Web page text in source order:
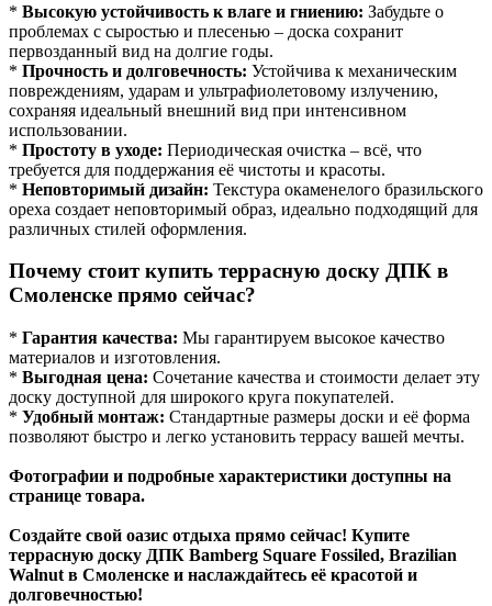
* Высокую устойчивость к влаге и гниению: Забудьте о
проблемах с сыростью и плесенью – доска сохранит
первозданный вид на долгие годы.
* Прочность и долговечность: Устойчива к механическим
повреждениям, ударам и ультрафиолетовому излучению,
сохраняя идеальный внешний вид при интенсивном
использовании.
* Простоту в уходе: Периодическая очистка – всё, что
требуется для поддержания её чистоты и красоты.
* Неповторимый дизайн: Текстура окаменелого бразильского
ореха создает неповторимый образ, идеально подходящий для
различных стилей оформления.
Почему стоит купить террасную доску ДПК в
Смоленске прямо сейчас?
* Гарантия качества: Мы гарантируем высокое качество
материалов и изготовления.
* Выгодная цена: Сочетание качества и стоимости делает эту
доску доступной для широкого круга покупателей.
* Удобный монтаж: Стандартные размеры доски и её форма
позволяют быстро и легко установить террасу вашей мечты.
Фотографии и подробные характеристики доступны на
странице товара.
Создайте свой оазис отдыха прямо сейчас! Купите
террасную доску ДПК Bamberg Square Fossiled, Brazilian
Walnut в Смоленске и наслаждайтесь её красотой и
долговечностью!